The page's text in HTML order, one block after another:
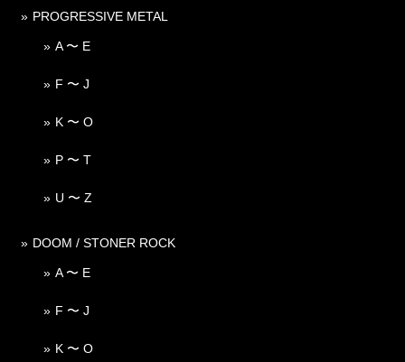
PROGRESSIVE METAL
A 〜 E
F 〜 J
K 〜 O
P 〜 T
U 〜 Z
DOOM / STONER ROCK
A 〜 E
F 〜 J
K 〜 O